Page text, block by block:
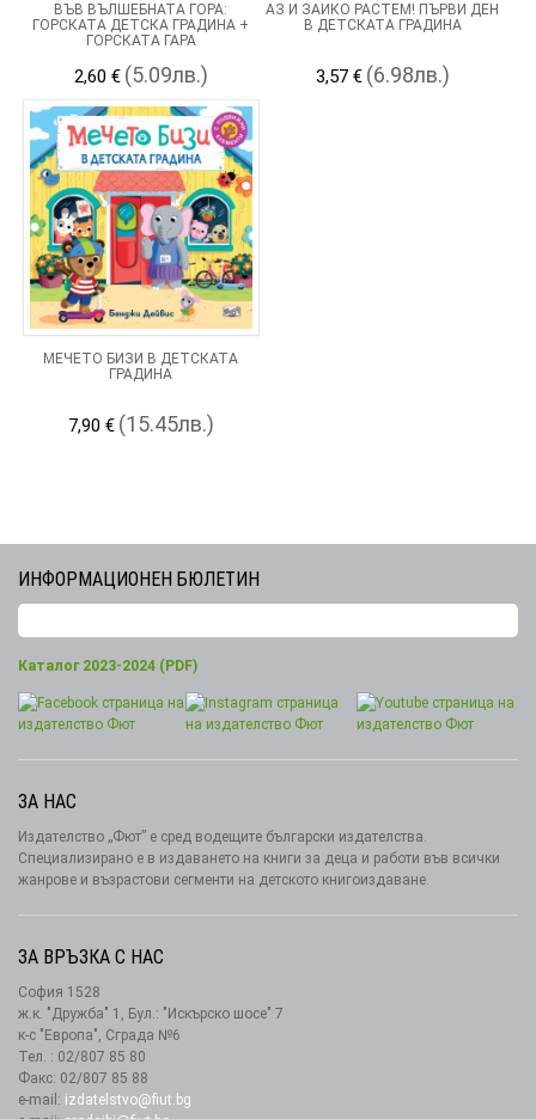
ВЪВ ВЪЛШЕБНАТА ГОРА:
ГОРСКАТА ДЕТСКА ГРАДИНА +
ГОРСКАТА ГАРА
2,60 € (5.09лв.)
АЗ И ЗАЙКО РАСТЕМ! ПЪРВИ ДЕН
В ДЕТСКАТА ГРАДИНА
3,57 € (6.98лв.)
МЕЧЕТО БИЗИ В ДЕТСКАТА
ГРАДИНА
7,90 € (15.45лв.)
ИНФОРМАЦИОНЕН БЮЛЕТИН
Каталог 2023-2024 (PDF)
ЗА НАС
Издателство „Фют” е сред водещите български издателства.
Специализирано е в издаването на книги за деца и работи във всички
жанрове и възрастови сегменти на детското книгоиздаване.
ЗА ВРЪЗКА С НАС
София 1528
ж.к. "Дружба" 1, Бул.: "Искърско шосе" 7
к-с "Европа", Сграда №6
Тел. : 02/807 85 80
Факс: 02/807 85 88
e-mail: izdatelstvo@fiut.bg